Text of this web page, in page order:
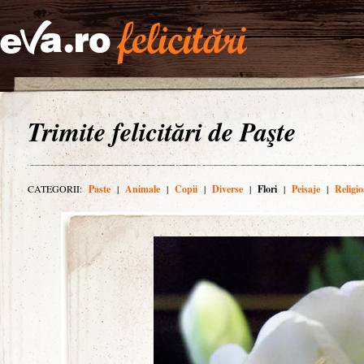
Trimite felicitări de Paşte
CATEGORII: Paste | Animale | Copii | Diverse | Flori | Peisaje |